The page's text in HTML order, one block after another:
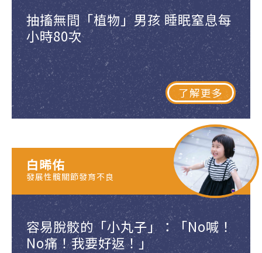
抽搐無間「植物」男孩 睡眠窒息每
小時80次
了解更多
容易脫骹的「小丸子」：「No喊！
No痛！我要好返！」
白晞佑
發展性髖關節發育不良